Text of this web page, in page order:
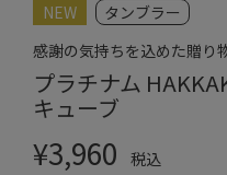
NEW
タンブラー
感謝の気持ちを込めた贈り
プラチナム
キューブ
¥3,960
税込